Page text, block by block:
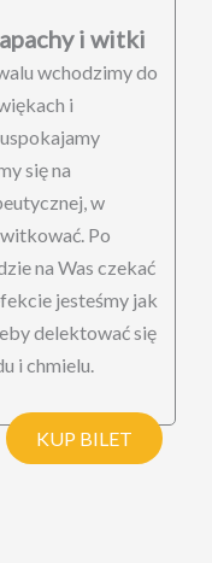
i witki
wchodzimy do
i
się na
w
Po
na Was czekać
jesteśmy jak
delektować się
i chmielu.
KUP BILET